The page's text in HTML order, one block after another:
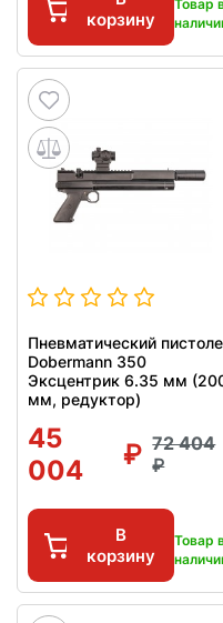
корзину
Товар
Пневматический
Dobermann 350
Эксцентрик 6.35 мм
мм, редуктор)
45
004
72 404
В
корзину
Товар